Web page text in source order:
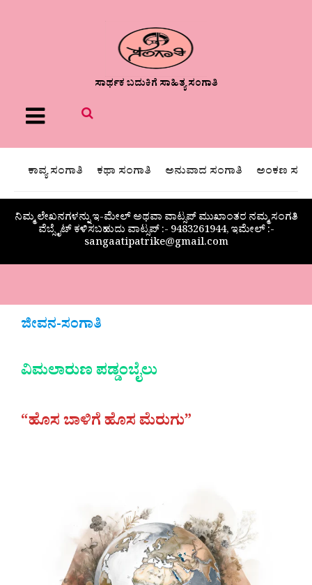
ಸಾರ್ಥಕ ಬದುಕಿಗೆ ಸಾಹಿತ್ಯ ಸಂಗಾತಿ
Menu
ಕಾವ್ಯ ಸಂಗಾತಿ ಕಥಾ ಸಂಗಾತಿ ಅನುವಾದ ಸಂಗಾತಿ ಅಂಕಣ
ನಿಮ್ಮ ಲೇಖನಗಳನ್ನು ಇ-ಮೇಲ್ ಅಥವಾ ವಾಟ್ಸಪ್ ಮುಖಾಂತರ ನಮ್ಮ ಸಂಗತಿ
ವೆಬ್ಸೈಟ್ ಕಳಿಸಬಹುದು ವಾಟ್ಸಪ್‌ :- 9483261944, ಇಮೇಲ್ :-
sangaatipatrike@gmail.com
ಜೀವನ-ಸಂಗಾತಿ
ವಿಮಲಾರುಣ ಪಡ್ಡಂಬೈಲು
“ಹೊಸ ಬಾಳಿಗೆ ಹೊಸ ಮೆರುಗು”